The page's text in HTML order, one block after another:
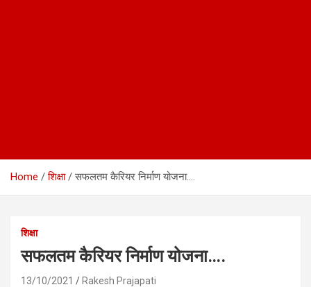
Home शिक्षा सफलतम कैरियर निर्माण योजना….
शिक्षा
सफलतम कैरियर निर्माण योजना….
13/10/2021 Rakesh Prajapati